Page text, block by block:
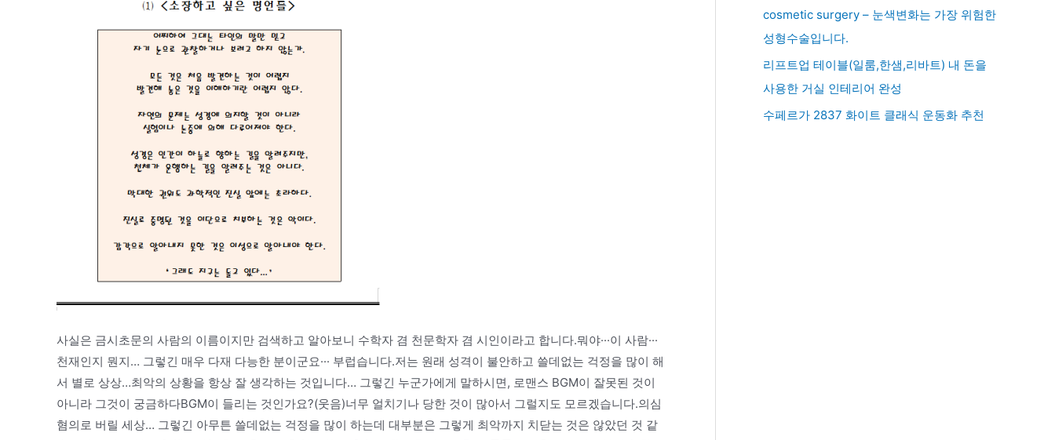
사실은 금시초문의 사람의 이름이지만 검색하고 알아보니 수학자 겸 천문학자 겸 시인이라고 합니다.뭐야···이 사람···
천재인지 뭔지… 그렇긴 매우 다재 다능한 분이군요··· 부럽습니다.저는 원래 성격이 불안하고 쓸데없는 걱정을 많이 해
서 별로 상상…최악의 상황을 항상 잘 생각하는 것입니다… 그렇긴 누군가에게 말하시면, 로맨스 BGM이 잘못된 것이
아니라 그것이 궁금하다BGM이 들리는 것인가요?(웃음)너무 얼치기나 당한 것이 많아서 그럴지도 모르겠습니다.의심
혐의로 버릴 세상… 그렇긴 아무튼 쓸데없는 걱정을 많이 하는데 대부분은 그렇게 최악까지 치닫는 것은 않았던 것 같
cosmetic surgery – 눈색변화는 가장 위험한
성형수술입니다.
리프트업 테이블(일룸,한샘,리바트) 내 돈을
사용한 거실 인테리어 완성
수페르가 2837 화이트 클래식 운동화 추천